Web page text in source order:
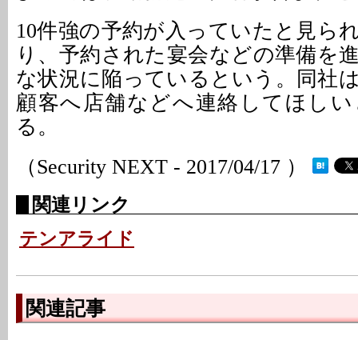
10件強の予約が入っていたと見ら
り、予約された宴会などの準備を
な状況に陥っているという。同社
顧客へ店舗などへ連絡してほし
る。
（Security NEXT - 2017/04/17 ）
関連リンク
テンアライド
関連記事